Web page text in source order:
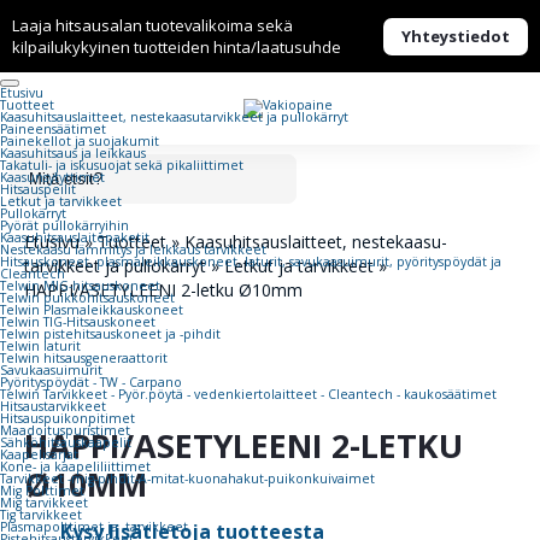
Laaja hitsausalan tuotevalikoima sekä
kilpailukykyinen tuotteiden hinta/laatusuhde
Yhteystiedot
Etusivu
Tuotteet
Kaasuhitsaus­laitteet, nestekaasu­tarvikkeet ja pullokärryt
Paineensäätimet
Painekellot ja suojakumit
Kaasuhitsaus ja leikkaus
Takatuli- ja iskusuojat sekä pikaliittimet
Kaasunsytyttimet
Hitsauspeilit
Letkut ja tarvikkeet
Pullokärryt
Pyörät pullokärryihin
Kaasuhitsauslaitepaketit
Nestekaasu lämmitys ja leikkaus tarvikkeet
Hitsauskoneet, plasmaleikkauskoneet, laturit, savukaasuimurit, pyörityspöydät ja
Cleantech
Telwin MIG-hitsauskoneet
Telwin puikkohitsauskoneet
Telwin Plasmaleikkauskoneet
Telwin TIG-Hitsauskoneet
Telwin pistehitsauskoneet ja -pihdit
Telwin laturit
Telwin hitsausgeneraattorit
Savukaasuimurit
Pyörityspöydät - TW - Carpano
Telwin Tarvikkeet - Pyör.pöytä - vedenkiertolaitteet - Cleantech - kaukosäätimet
Hitsaustarvikkeet
Hitsauspuikonpitimet
Maadoituspuristimet
Sähköhitsauskaapelit
Kaapelisarjat
Kone- ja kaapeliliittimet
Tarvikkeet -mig-pihdit-A-mitat-kuonahakut-puikonkuivaimet
Mig Polttimet
Mig tarvikkeet
Tig tarvikkeet
Plasmapolttimet ja -tarvikkeet
Etusivu»Tuotteet»Kaasuhitsaus­laitteet, nestekaasu­
tarvikkeet ja pullokärryt»Letkut ja tarvikkeet»
HAPPI/ASETYLEENI 2-letku Ø10mm
HAPPI/ASETYLEENI 2-LETKU
Ø10MM
Kysy lisätietoja tuotteesta